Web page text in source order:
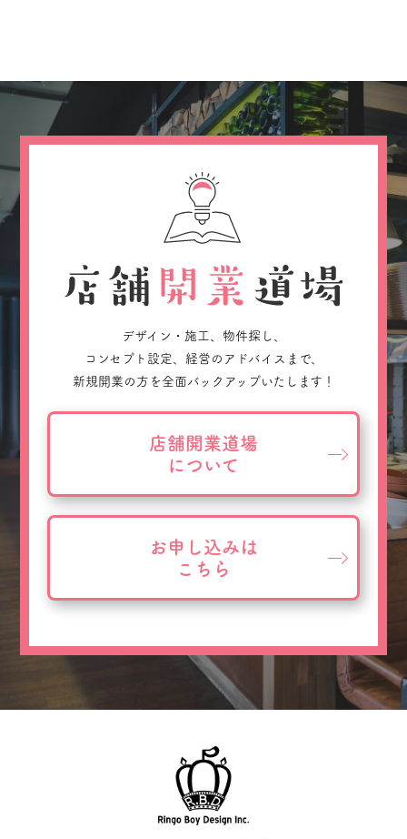
デザイン・施工、物件探し、
コンセプト設定、経営のアドバイスまで、
新規開業の方を全面バックアップいたします！
店舗開業道場
について
お申し込みは
こちら